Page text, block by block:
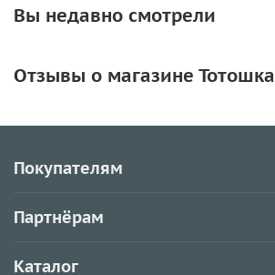
Вы недавно смотрели
Отзывы о магазине Тотошка
Покупателям
Партнёрам
Каталог